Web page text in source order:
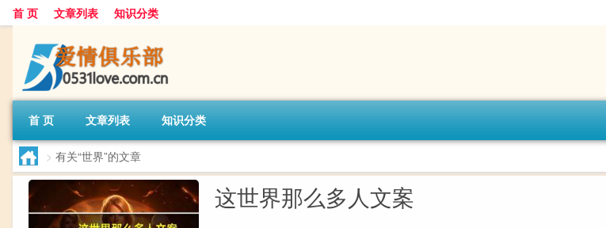
首 页 文章列表 知识分类
首 页 文章列表 知识分类
> 有关“世界”的文章
这世界那么多人文案